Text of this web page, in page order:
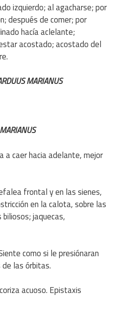
izquierdo; al agacharse; por
después de comer; por
hacía aclelante;
acostado; acostado del
MARIANUS
a caer hacia adelante, mejor
frontal y en las sienes,
en la calota, sobre las
jaquecas,
como si le presiónaran
las órbitas.
acuoso. Epistaxis